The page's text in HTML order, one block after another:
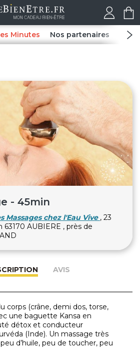
Minutes Nos partenaires Spas
- 45min
Massages chez l'Eau Vive , 23
63170 AUBIERE , près de
AVIS
corps (crâne, demi dos, torse,
une baguette Kansa en
détox et conducteur
(Inde). Un massage très
d’huile, peu de toucher, peu